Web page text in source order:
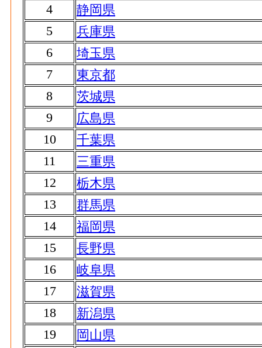
4
静岡県
5
兵庫県
6
埼玉県
7
東京都
8
茨城県
9
広島県
10
千葉県
11
三重県
12
栃木県
13
群馬県
14
福岡県
15
長野県
16
岐阜県
17
滋賀県
18
新潟県
19
岡山県